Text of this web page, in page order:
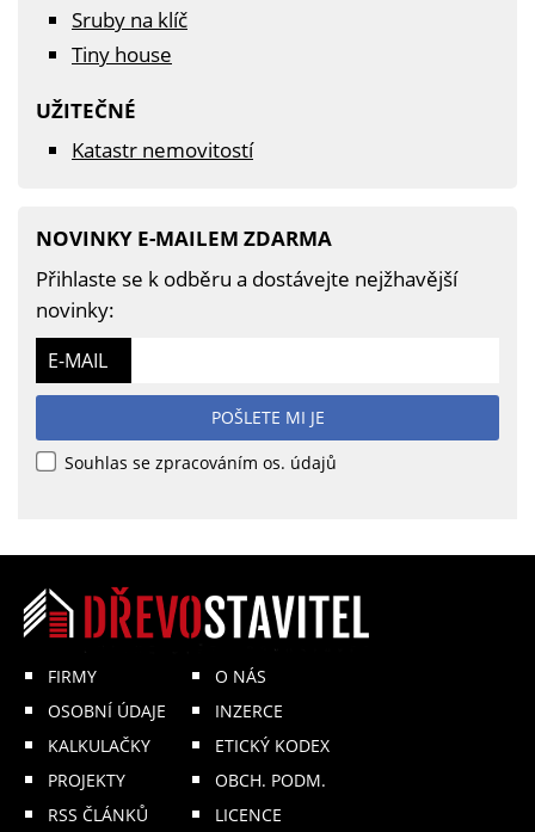
Sruby na klíč
Tiny house
UŽITEČNÉ
Katastr nemovitostí
NOVINKY E-MAILEM ZDARMA
Přihlaste se k odběru a dostávejte nejžhavější
novinky:
E-MAIL
POŠLETE MI JE
Souhlas se zpracováním os. údajů
FIRMY
OSOBNÍ ÚDAJE
KALKULAČKY
PROJEKTY
RSS ČLÁNKŮ
O NÁS
INZERCE
ETICKÝ KODEX
OBCH. PODM.
LICENCE